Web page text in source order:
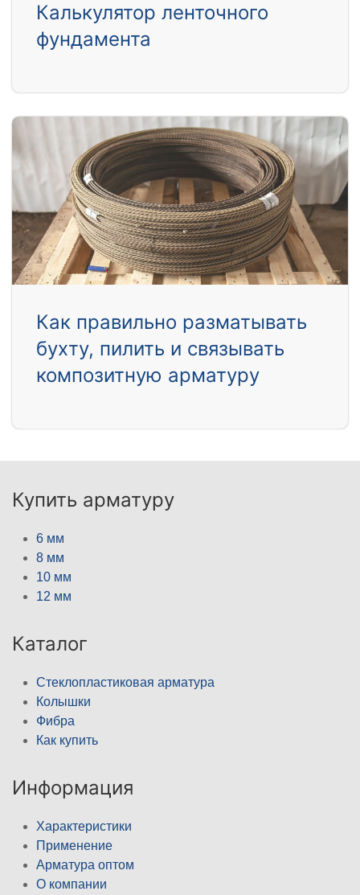
Калькулятор ленточного
фундамента
Как правильно разматывать
бухту, пилить и связывать
композитную арматуру
Купить арматуру
6 мм
8 мм
10 мм
12 мм
Каталог
Стеклопластиковая арматура
Колышки
Фибра
Как купить
Информация
Характеристики
Применение
Арматура оптом
О компании